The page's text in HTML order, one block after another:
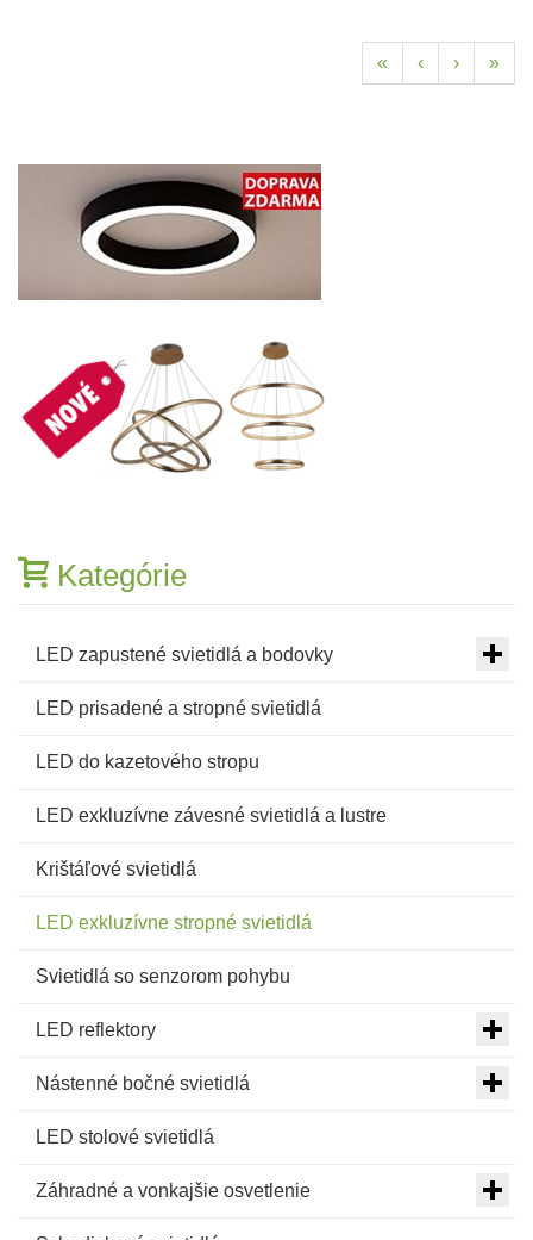
« ‹ › »
Kategórie
LED zapustené svietidlá a bodovky
LED prisadené a stropné svietidlá
LED do kazetového stropu
LED exkluzívne závesné svietidlá a lustre
Krištáľové svietidlá
LED exkluzívne stropné svietidlá
Svietidlá so senzorom pohybu
LED reflektory
Nástenné bočné svietidlá
LED stolové svietidlá
Záhradné a vonkajšie osvetlenie